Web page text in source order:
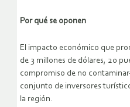
Por qué se oponen
El impacto económico que
de 3 millones de dólares, 20
compromiso de no
conjunto de inversores
la región.